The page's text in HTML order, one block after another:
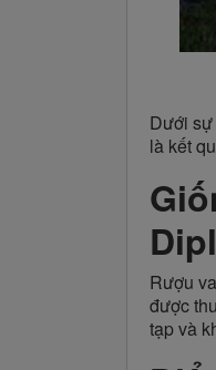
Dưới
là kết
Rượu
được
tạp và